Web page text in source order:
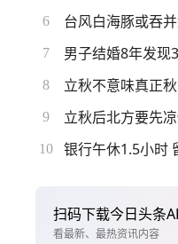
6 台风白海豚或吞
7 男子结婚8年发现
8 立秋不意味真正
9 立秋后北方要先
10 银行午休1.5小时
扫码下载今日头条
看最新、最热资讯内容